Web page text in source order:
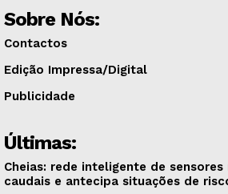
Sobre Nós:
Contactos
Edição Impressa/Digital
Publicidade
Últimas:
Cheias: rede inteligente de
caudais e antecipa situações de